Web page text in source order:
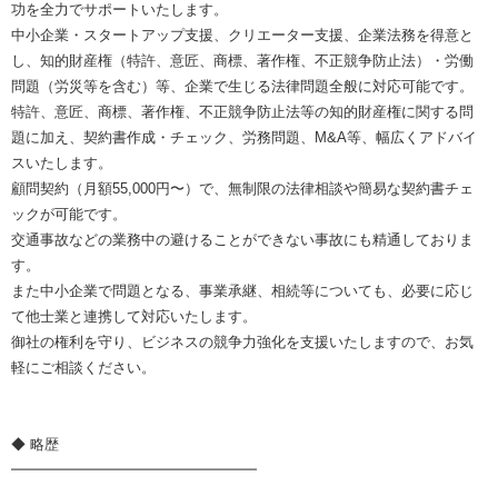
功を全力でサポートいたします。
中小企業・スタートアップ支援、クリエーター支援、企業法務を得意と
し、知的財産権（特許、意匠、商標、著作権、不正競争防止法）・労働
問題（労災等を含む）等、企業で生じる法律問題全般に対応可能です。
特許、意匠、商標、著作権、不正競争防止法等の知的財産権に関する問
題に加え、契約書作成・チェック、労務問題、M&A等、幅広くアドバイ
スいたします。
顧問契約（月額55,000円〜）で、無制限の法律相談や簡易な契約書チェ
ックが可能です。
交通事故などの業務中の避けることができない事故にも精通しておりま
す。
また中小企業で問題となる、事業承継、相続等についても、必要に応じ
て他士業と連携して対応いたします。
御社の権利を守り、ビジネスの競争力強化を支援いたしますので、お気
軽にご相談ください。
◆ 略歴
━━━━━━━━━━━━━━━━━